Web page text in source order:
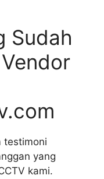
Sudah
testimoni
yang
kami.